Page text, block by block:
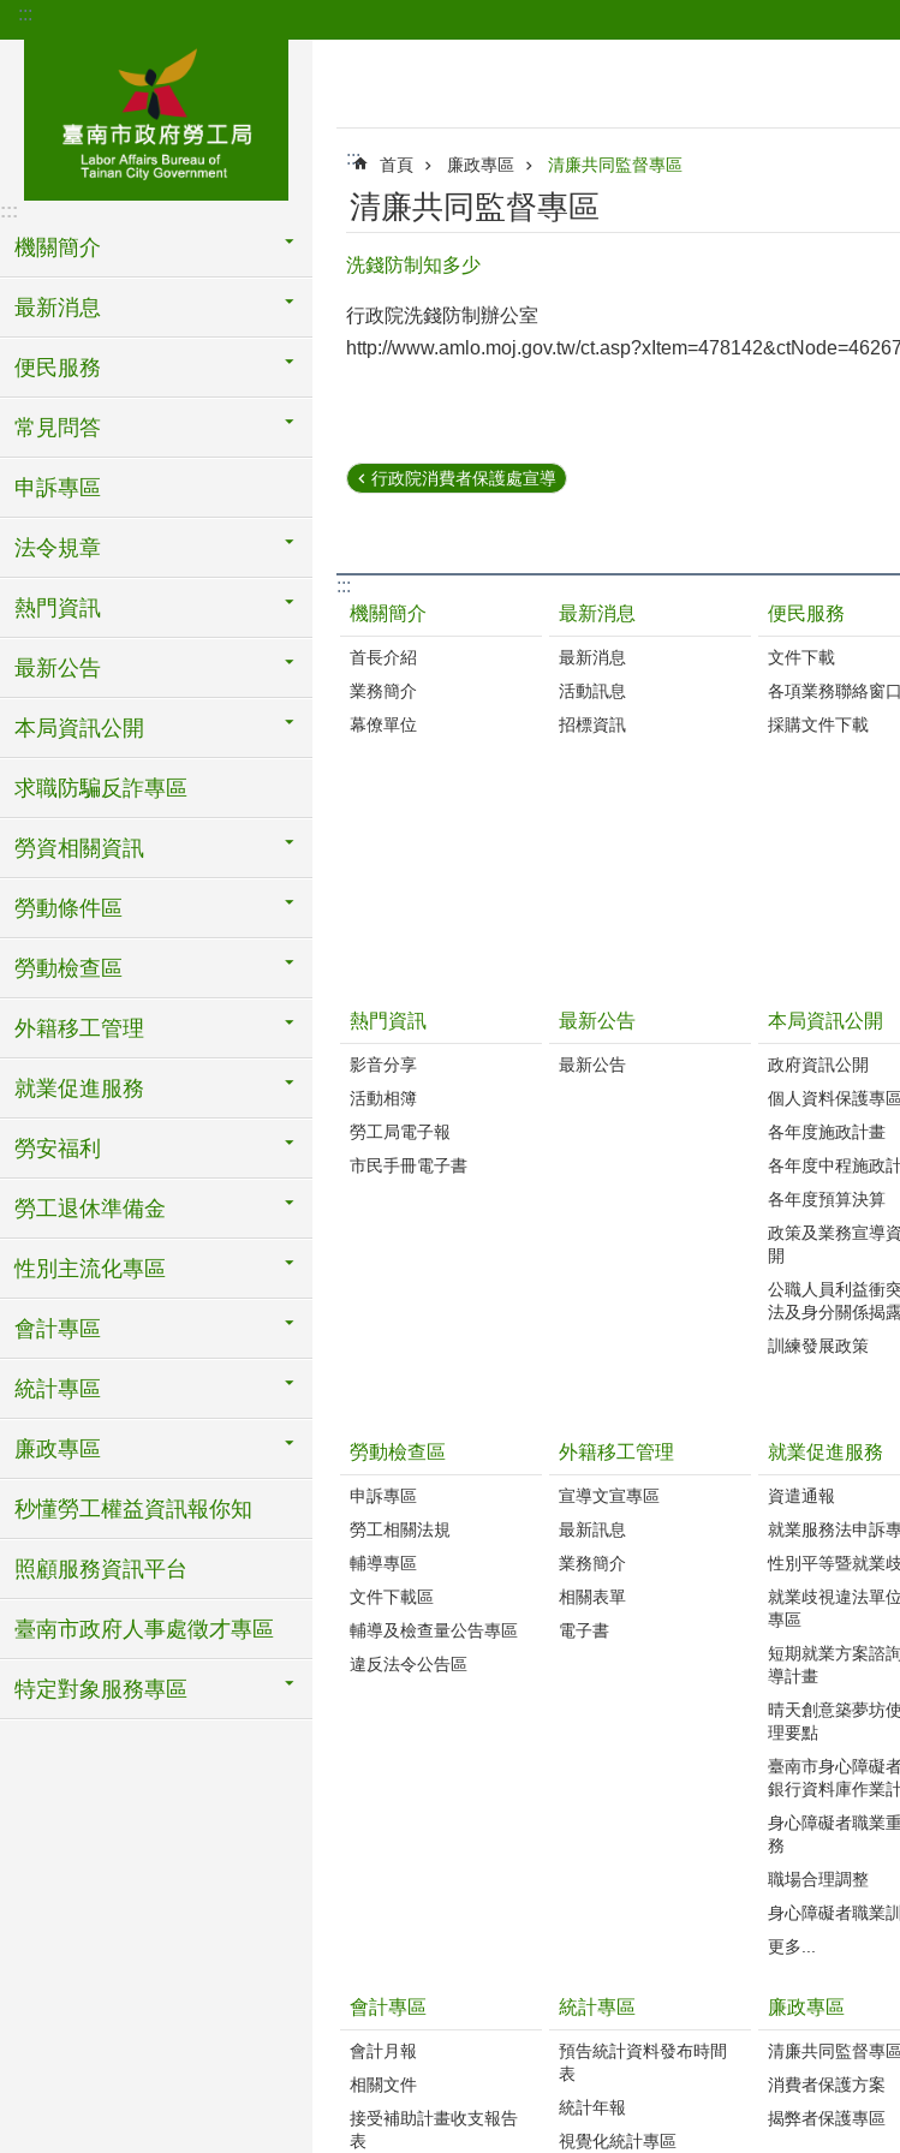
跳到主要內容區塊
:::
:::
機關簡介
最新消息
便民服務
常見問答
申訴專區
法令規章
熱門資訊
最新公告
本局資訊公開
求職防騙反詐專區
勞資相關資訊
勞動條件區
勞動檢查區
外籍移工管理
就業促進服務
勞安福利
勞工退休準備金
性別主流化專區
會計專區
統計專區
廉政專區
秒懂勞工權益資訊報你知
照顧服務資訊平台
臺南市政府人事處徵才專區
特定對象服務專區
::: 首頁 廉政專區 清廉共同監督專區
清廉共同監督專區
洗錢防制知多少
行政院洗錢防制辦公室
http://www.amlo.moj.gov.tw/
行政院消費者保護處宣導
:::
機關簡介
首長介紹
業務簡介
幕僚單位
最新消息
最新消息
活動訊息
招標資訊
便民服務
文件下載
各項業務聯絡窗口
採購文件下載
熱門資訊
影音分享
活動相簿
勞工局電子報
市民手冊電子書
最新公告
最新公告
本局資訊公開
政府資訊公開
個人資料保護專
各年度施政計畫
各年度中程施政
各年度預算決算
政策及業務宣導
開
公職人員利益衝
法及身分關係揭
訓練發展政策
勞動檢查區
申訴專區
勞工相關法規
輔導專區
文件下載區
輔導及檢查量公告專區
違反法令公告區
外籍移工管理
宣導文宣專區
最新訊息
業務簡介
相關表單
電子書
就業促進服務
資遣通報
就業服務法申訴
性別平等暨就業
就業歧視違法單
專區
短期就業方案諮
導計畫
晴天創意築夢坊
理要點
臺南市身心障礙
銀行資料庫作業
身心障礙者職業
務
職場合理調整
身心障礙者職業
更多...
會計專區
會計月報
相關文件
接受補助計畫收支報告
表
統計專區
預告統計資料發布時間
表
統計年報
視覺化統計專區
廉政專區
清廉共同監督專
消費者保護方案
揭弊者保護專區